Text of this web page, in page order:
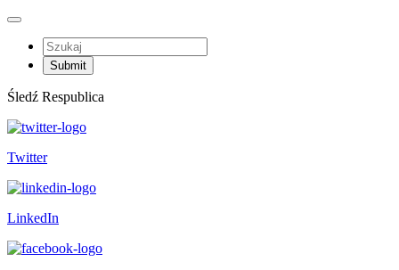
Śledź Respublica
Twitter
LinkedIn